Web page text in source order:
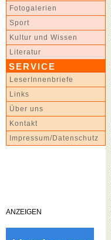
Fotogalerien
Sport
Kultur und Wissen
Literatur
SERVICE
LeserInnenbriefe
Links
Über uns
Kontakt
Impressum/Datenschutz
ANZEIGEN